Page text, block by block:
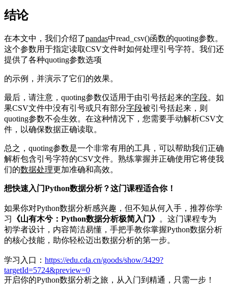
结论
在本文中，我们介绍了pandas中read_csv()函数的quoting参数。
这个参数用于指定读取CSV文件时如何处理引号字符。我们还
提供了各种quoting参数选项
的示例，并演示了它们的效果。
最后，请注意，quoting参数仅适用于由引号括起来的字段。如
果CSV文件中没有引号或只有部分字段被引号括起来，则
quoting参数不会生效。在这种情况下，您需要手动解析CSV文
件，以确保数据正确读取。
总之，quoting参数是一个非常有用的工具，可以帮助我们正确
解析包含引号字符的CSV文件。熟练掌握并正确使用它将使我
们的数据处理更加准确和高效。
想快速入门Python数据分析？这门课程适合你！
如果你对Python数据分析感兴趣，但不知从何入手，推荐你学
习
《山有木兮：Python数据分析极简入门》 。这门课程专为
初学者设计，内容简洁易懂，手把手教你掌握Python数据分析
的核心技能，助你轻松迈出数据分析的第一步。
学习入口： https://edu.cda.cn/goods/show/3429?
targetId=5724&preview=0
开启你的Python数据分析之旅，从入门到精通，只需一步！